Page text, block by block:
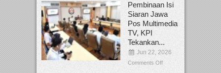
Pembinaan Isi
Siaran Jawa
Pos Multimedia
TV, KPI
Tekankan...
Jun 22, 2026
Comments Off